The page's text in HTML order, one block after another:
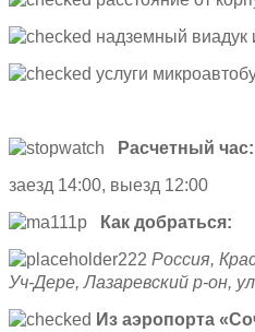
надземный виадук
услуги
Расчетный час:
заезд 14:00, выезд 12:00
Как добраться:
Россия,
Уч-Дере, Лазаревский р-он,
Из аэропорта